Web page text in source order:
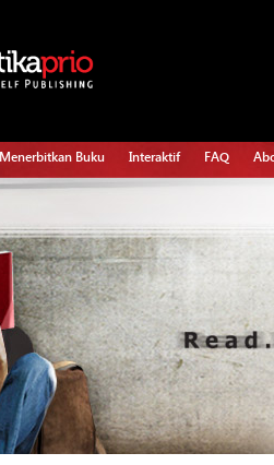
Menerbitkan Buku Interaktif FAQ